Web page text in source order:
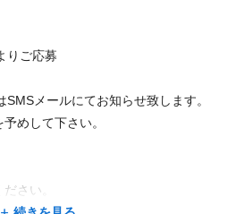
」と「明確なキャリア」に結びつく
応援する、充実の研修制度をご用意♬
めの「スキルアップ研修」など、
様なカリキュラムを用意してい
るため、ブランクがある方の復習や
り、美容師・理容師のWライセンス
す！
ける福利厚生★
など、大切なスタッフが長く安心し
です。
ライフステージの変化による店舗間の
りご応募
メールにてお知らせ致します。
めして下さい。
さい。